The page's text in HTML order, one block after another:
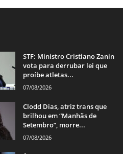
STF: Ministro Cristiano Zanin
vota para derrubar lei que
proíbe atletas...
07/08/2026
Clodd Dias, atriz trans que
brilhou em “Manhãs de
Setembro”, morre...
07/08/2026